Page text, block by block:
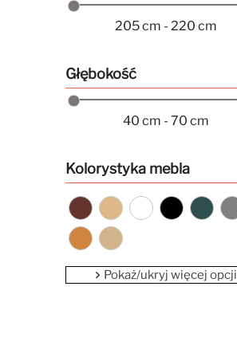
205 cm - 220 cm
Głębokość
40 cm - 70 cm
Kolorystyka mebla
Pokaż/ukryj więcej opcji